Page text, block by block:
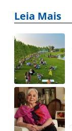
Leia Mais